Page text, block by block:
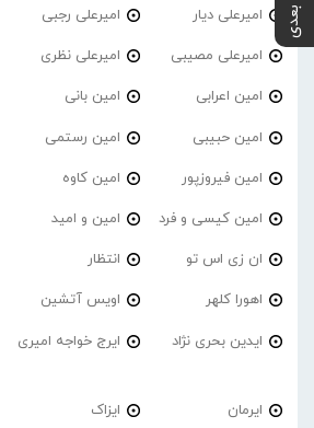
امیرعلی دیار امیرعلی رجبی
امیرعلی مصیبی امیرعلی نظری
امین اعرابی امین بانی
امین حبیبی امین رستمی
امین فیروزپور امین کاوه
امین کیسی و فرد امین و امید
ان زی اس تو انتظار
اهورا کلهر اویس آتشین
ایدین بحری نژاد ایرج خواجه امیری
ایرمان ایزاک